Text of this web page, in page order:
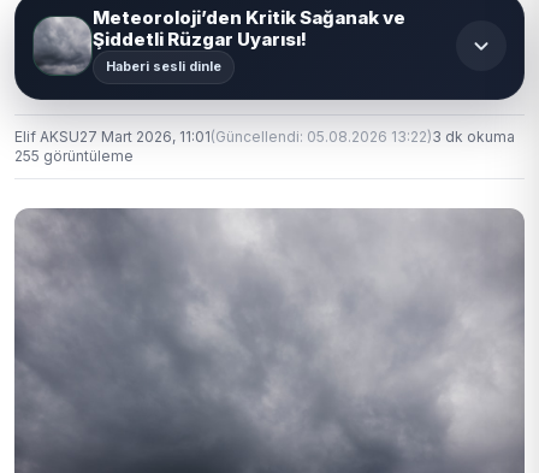
Meteoroloji’den Kritik Sağanak ve
Şiddetli Rüzgar Uyarısı!
Haberi sesli dinle
Elif AKSU27 Mart 2026, 11:01(Güncellendi: 05.08.2026 13:22)3 dk okuma
255 görüntüleme